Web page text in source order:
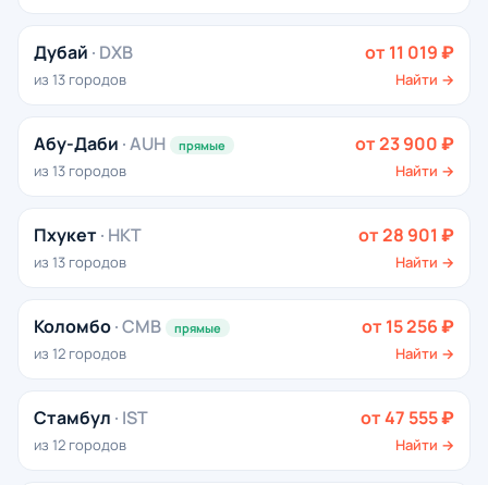
Дубай · DXB
из 13 городов
от 11 019 ₽
Найти →
Абу-Даби · AUH прямые
из 13 городов
от 23 900 ₽
Найти →
Пхукет· HKT
из 13 городов
от 28 901 ₽
Найти →
Коломбо· CMB прямые
из 12 городов
от 15 256 ₽
Найти →
Стамбул · IST
из 12 городов
от 47 555 ₽
Найти →